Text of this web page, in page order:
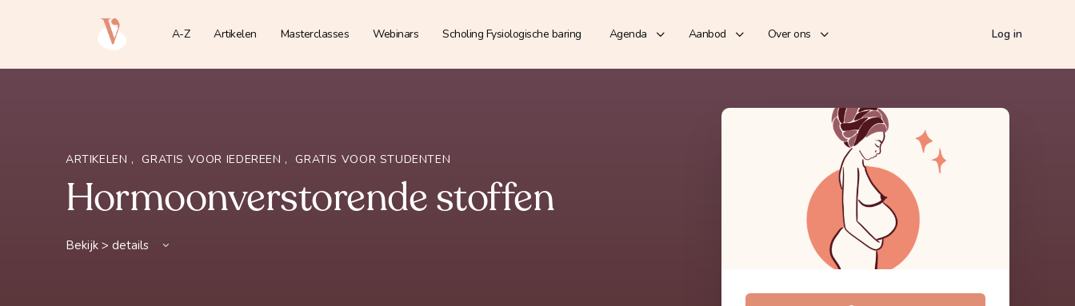
A-Z Artikelen Masterclasses Webinars Scholing Fysiologische baring Agenda Aanbod Over ons Log in
ARTIKELEN , GRATIS VOOR IEDEREEN , GRATIS VOOR STUDENTEN
Hormoonverstorende stoffen
Bekijk > details